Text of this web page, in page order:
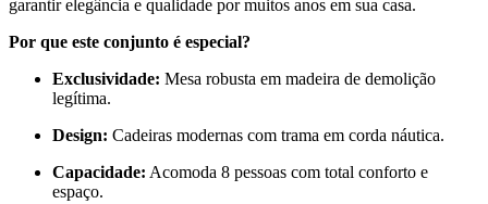
garantir elegância e qualidade por muitos anos em sua casa.
Por que este conjunto é especial?
Exclusividade: Mesa robusta em madeira de demolição
legítima.
Design: Cadeiras modernas com trama em corda náutica.
Capacidade: Acomoda 8 pessoas com total conforto e
espaço.